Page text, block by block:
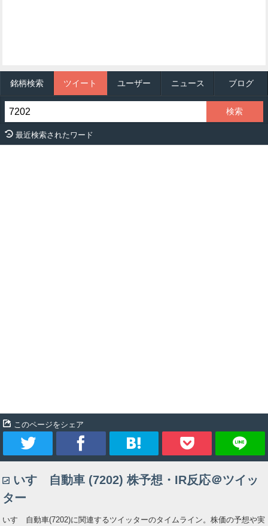
銘柄検索 ツイート ユーザー ニュース ブログ
最近検索されたワード
このページをシェア
イ
ー
ェ
ア
ッ
ク
いすゞ自動車 (7202) 株予想・IR反応＠ツイッ
ター
いすゞ自動車(7202)に関連するツイッターのタイムライン。株価の予想や実